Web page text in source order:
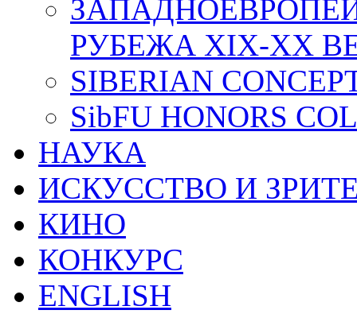
РУБЕЖА XIX-XX
SIBERIAN
SibFU HONORS
НАУКА
ИСКУССТВО И
КИНО
КОНКУРС
ENGLISH